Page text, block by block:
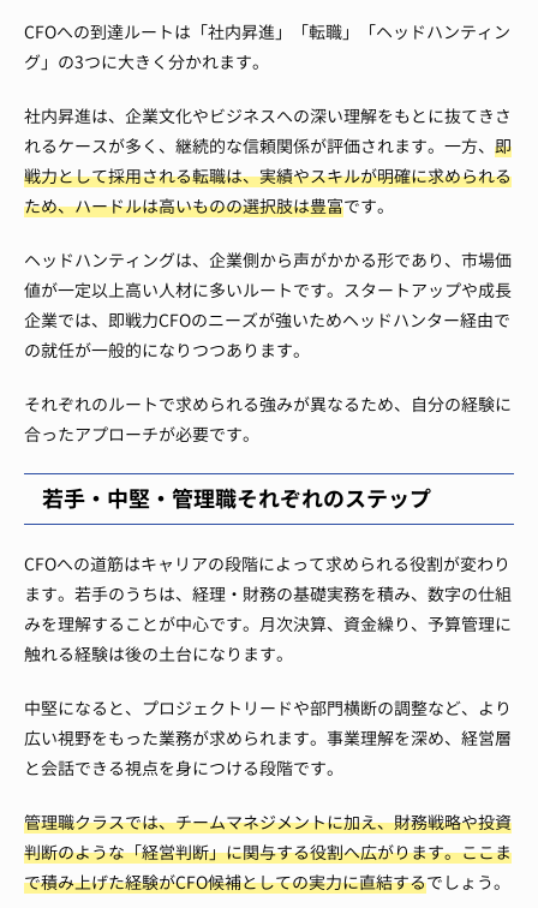
CFOへの到達ルートは「社内昇進」「転職」「ヘッドハンティン
グ」の3つに大きく分かれます。
社内昇進は、企業文化やビジネスへの深い理解をもとに抜てきさ
れるケースが多く、継続的な信頼関係が評価されます。一方、 即
戦力として採用される転職は、実績やスキルが明確に求められる
ため、ハードルは高いものの選択肢は豊富です。
ヘッドハンティングは、企業側から声がかかる形であり、市場価
値が一定以上高い人材に多いルートです。スタートアップや成長
企業では、即戦力CFOのニーズが強いためヘッドハンター経由で
の就任が一般的になりつつあります。
それぞれのルートで求められる強みが異なるため、自分の経験に
合ったアプローチが必要です。
若手・中堅・管理職それぞれのステップ
CFOへの道筋はキャリアの段階によって求められる役割が変わり
ます。若手のうちは、経理・財務の基礎実務を積み、数字の仕組
みを理解することが中心です。月次決算、資金繰り、予算管理に
触れる経験は後の土台になります。
中堅になると、プロジェクトリードや部門横断の調整など、より
広い視野をもった業務が求められます。事業理解を深め、経営層
と会話できる視点を身につける段階です。
管理職クラスでは、チームマネジメントに加え、財務戦略や投資
判断のような「経営判断」に関与する役割へ広がります。ここま
で積み上げた経験がCFO候補としての実力に直結するでしょう。